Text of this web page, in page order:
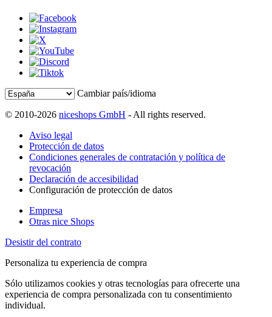
Cambiar país/idioma
© 2010-2026 niceshops GmbH - All rights reserved.
Aviso legal
Protección de datos
Condiciones generales de contratación y política de
revocación
Declaración de accesibilidad
Configuración de protección de datos
Empresa
Otras nice Shops
Desistir del contrato
Personaliza tu experiencia de compra
Sólo utilizamos cookies y otras tecnologías para ofrecerte una
experiencia de compra personalizada con tu consentimiento
individual.